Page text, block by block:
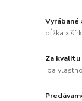
Vyrábané
dĺžka x
Za
iba